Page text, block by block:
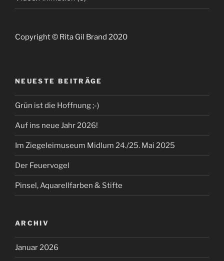
Copyright © Rita Gil Brand 2020
NEUESTE BEITRÄGE
Grün ist die Hoffnung ;-)
Auf ins neue Jahr 2026!
Im Ziegeleimuseum Midlum 24./25. Mai 2025
Der Feuervogel
Pinsel, Aquarellfarben & Stifte
ARCHIV
Januar 2026